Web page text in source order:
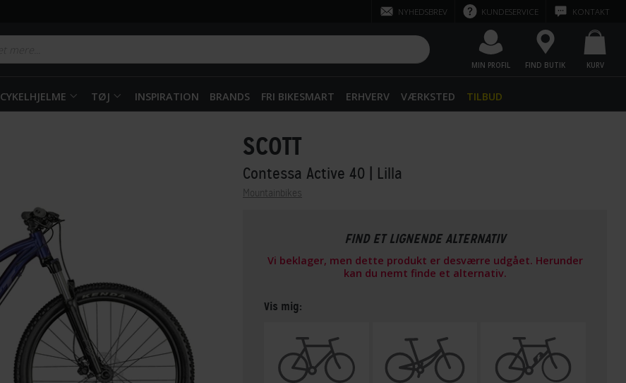
NYHEDSBREV KUNDESERVICE KONTAKT
MIN PROFIL FIND BUTIK KURV
CYKELHJELME TØJ INSPIRATION BRANDS FRI BIKESMART ERHVERV VÆRKSTED TILBUD
SCOTT
Contessa Active 40 | Lilla
Mountainbikes
FIND ET LIGNENDE ALTERNATIV
Vi beklager, men dette produkt er desværre udgået. Herunder
kan du nemt finde et alternativ.
Vis mig: